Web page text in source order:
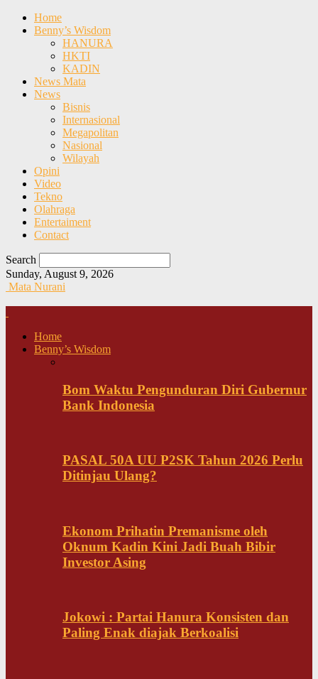
Home
Benny’s Wisdom
HANURA
HKTI
KADIN
News Mata
News
Bisnis
Internasional
Megapolitan
Nasional
Wilayah
Opini
Video
Tekno
Olahraga
Entertaiment
Contact
Search
Sunday, August 9, 2026
Mata Nurani
Home
Benny’s Wisdom
Bom Waktu Pengunduran Diri Gubernur
Bank Indonesia
PASAL 50A UU P2SK Tahun 2026 Perlu
Ditinjau Ulang?
Ekonom Prihatin Premanisme oleh
Oknum Kadin Kini Jadi Buah Bibir
Investor Asing
Jokowi : Partai Hanura Konsisten dan
Paling Enak diajak Berkoalisi